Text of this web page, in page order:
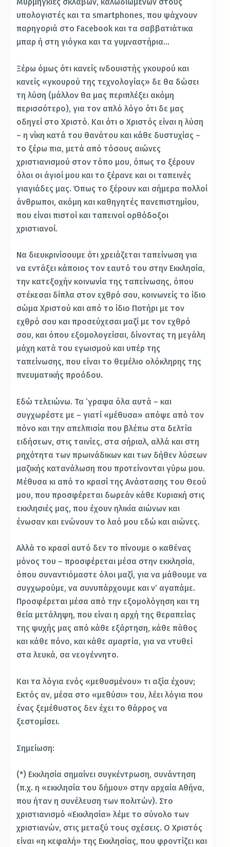
υπολογιστές και τα smartphones, που ψάχνουν
παρηγοριά στο Facebook και τα σαββατιάτικα
μπαρ ή στη γιόγκα και τα γυμναστήρια…
Ξέρω όμως ότι κανείς ινδουιστής γκουρού και
κανείς «γκουρού της τεχνολογίας» δε θα δώσει
τη λύση (μάλλον θα μας περιπλέξει ακόμη
περισσότερο), για τον απλό λόγο ότι δε μας
οδηγεί στο Χριστό. Και ότι ο Χριστός είναι η λύση
– η νίκη κατά του θανάτου και κάθε δυστυχίας –
το ξέρω πια, μετά από τόσους αιώνες
χριστιανισμού στον τόπο μου, όπως το ξέρουν
όλοι οι άγιοί μου και το ξέρανε και οι ταπεινές
γιαγιάδες μας. Όπως το ξέρουν και σήμερα πολλοί
άνθρωποι, ακόμη και καθηγητές πανεπιστημίου,
που είναι πιστοί και ταπεινοί ορθόδοξοι
χριστιανοί.
Να διευκρινίσουμε ότι χρειάζεται ταπείνωση για
να εντάξει κάποιος τον εαυτό του στην Εκκλησία,
την κατεξοχήν κοινωνία της ταπείνωσης, όπου
στέκεσαι δίπλα στον εχθρό σου, κοινωνείς το ίδιο
σώμα Χριστού και από το ίδιο Ποτήρι με τον
εχθρό σου και προσεύχεσαι μαζί με τον εχθρό
σου, και όπου εξομολογείσαι, δίνοντας τη μεγάλη
μάχη κατά του εγωισμού και υπέρ της
ταπείνωσης, που είναι το θεμέλιο ολόκληρης της
πνευματικής προόδου.
Εδώ τελειώνω. Τα ’γραψα όλα αυτά – και
συγχωρέστε με – γιατί «μέθυσα» απόψε από τον
πόνο και την απελπισία που βλέπω στα δελτία
ειδήσεων, στις ταινίες, στα σήριαλ, αλλά και στη
ρηχότητα των πρωινάδικων και των δήθεν λύσεων
μαζικής κατανάλωση που προτείνονται γύρω μου.
Μέθυσα κι από το κρασί της Ανάστασης του Θεού
μου, που προσφέρεται δωρεάν κάθε Κυριακή στις
εκκλησιές μας, που έχουν ηλικία αιώνων και
ένωσαν και ενώνουν το λαό μου εδώ και αιώνες.
Αλλά το κρασί αυτό δεν το πίνουμε ο καθένας
μόνος του – προσφέρεται μέσα στην εκκλησία,
όπου συναντιόμαστε όλοι μαζί, για να μάθουμε να
συγχωρούμε, να συνυπάρχουμε και ν’ αγαπάμε.
Προσφέρεται μέσα από την εξομολόγηση και τη
θεία μετάληψη, που είναι η αρχή της θεραπείας
της ψυχής μας από κάθε εξάρτηση, κάθε πάθος
και κάθε πόνο, και κάθε αμαρτία, για να ντυθεί
στα λευκά, σα νεογέννητο.
Και τα λόγια ενός «μεθυσμένου» τι αξία έχουν;
Εκτός αν, μέσα στο «μεθύσι» του, λέει λόγια που
ένας ξεμέθυστος δεν έχει το θάρρος να
ξεστομίσει.
Σημείωση:
(*) Εκκλησία σημαίνει συγκέντρωση, συνάντηση
(π.χ. η «εκκλησία του δήμου» στην αρχαία Αθήνα,
που ήταν η συνέλευση των πολιτών). Στο
χριστιανισμό «Εκκλησία» λέμε το σύνολο των
χριστιανών, στις μεταξύ τους σχέσεις. Ο Χριστός
είναι «η κεφαλή» της Εκκλησίας, που φροντίζει και